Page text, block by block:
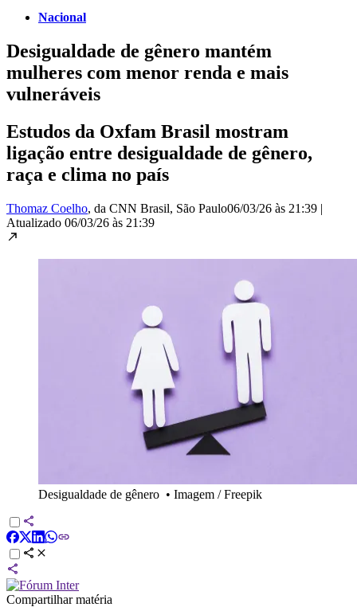
Nacional
Desigualdade de gênero mantém
mulheres com menor renda e mais
vulneráveis
Estudos da Oxfam Brasil mostram
ligação entre desigualdade de gênero,
raça e clima no país
Thomaz Coelho, da CNN Brasil, São Paulo06/03/26 às 21:39 |
Atualizado 06/03/26 às 21:39
Desigualdade de gênero • Imagem / Freepik
Compartilhar matéria